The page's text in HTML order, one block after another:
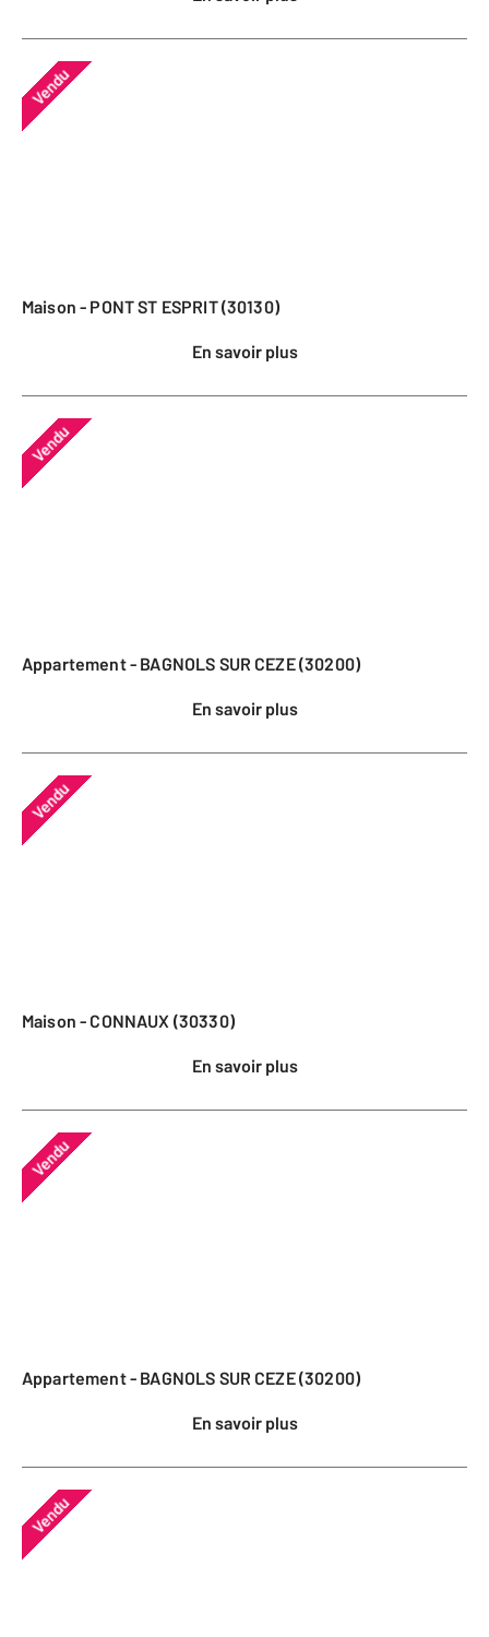
Vendu
Maison - PONT ST ESPRIT (30130)
En savoir plus
Vendu
Appartement - BAGNOLS SUR CEZE (30200)
En savoir plus
Vendu
Maison - CONNAUX (30330)
En savoir plus
Vendu
Appartement - BAGNOLS SUR CEZE (30200)
En savoir plus
Vendu